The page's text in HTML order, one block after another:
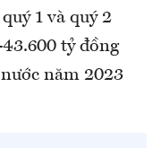
1 và quý 2
tỷ đồng
năm 2023